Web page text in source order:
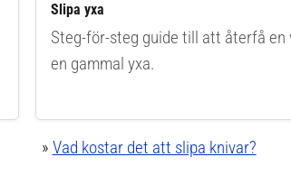
Slipa yxa
Steg-för-steg guide till att återfå en
en gammal yxa.
» Vad kostar det att slipa knivar?